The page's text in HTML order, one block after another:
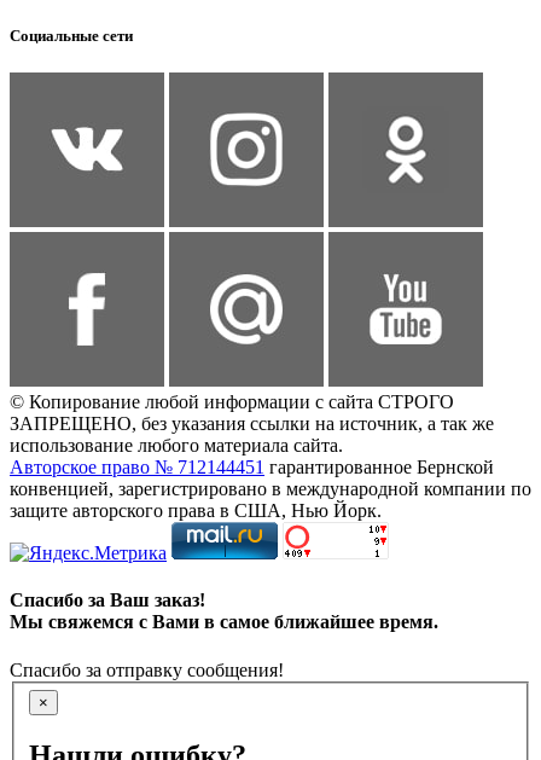
Социальные сети
© Копирование любой информации с сайта СТРОГО
ЗАПРЕЩЕНО, без указания ссылки на источник, а так же
использование любого материала сайта.
Авторское право № 712144451 гарантированное Бернской
конвенцией, зарегистрировано в международной компании по
защите авторского права в США, Нью Йорк.
Спасибо за Ваш заказ!
Мы свяжемся с Вами в самое ближайшее время.
Спасибо за отправку сообщения!
×